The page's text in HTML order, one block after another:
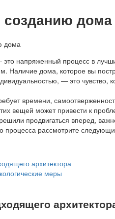
дома
напряженный процесс в
Наличие дома, которое вы
— это чувство,
времени,
вещей может привести к
продвигаться вперед,
процесса рассмотрите
архитектора
меры